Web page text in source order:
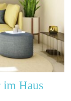
im Haus